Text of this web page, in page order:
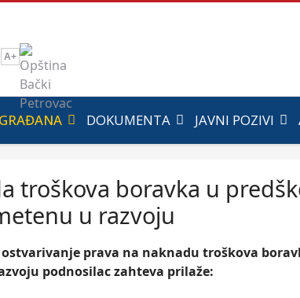
A+
DOKUMENTA JAVNI POZIVI
troškova boravka u
u razvoju
ostvarivanje prava na naknadu troškova
podnosilac zahteva prilaže: